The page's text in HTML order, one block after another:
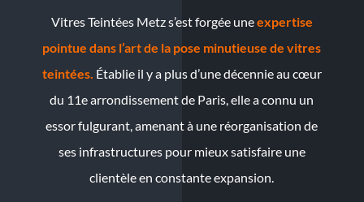
Vitres Teintées Metz s’est forgée uneexpertise
pointue dans l’art de la pose minutieuse de vitres
teintées. Établie il y a plus d’une décennie au cœur
du 11e arrondissement de Paris, elle a connu un
essor fulgurant, amenant à une réorganisation de
ses infrastructures pour mieux satisfaire une
clientèle en constante expansion.